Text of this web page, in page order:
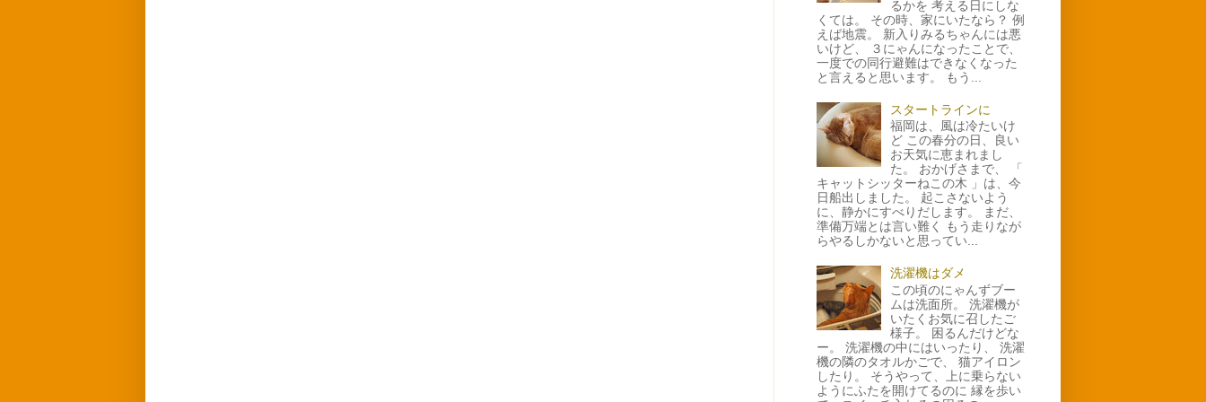
るかを 考える日にしな
くては。 その時、家にいたなら？ 例
えば地震。 新入りみるちゃんには悪
いけど、 ３にゃんになったことで、
一度での同行避難はできなくなった
と言えると思います。 もう...
スタートラインに
福岡は、風は冷たいけ
ど この春分の日、良い
お天気に恵まれまし
た。 おかげさまで、 「
キャットシッターねこの木 」は、今
日船出しました。 起こさないよう
に、静かにすべりだします。 まだ、
準備万端とは言い難く もう走りなが
らやるしかないと思ってい...
洗濯機はダメ
この頃のにゃんずブー
ムは洗面所。 洗濯機が
いたくお気に召したご
様子。 困るんだけどな
ー。 洗濯機の中にはいったり、 洗濯
機の隣のタオルかごで、 猫アイロン
したり。 そうやって、上に乗らない
ようにふたを開けてるのに 縁を歩い